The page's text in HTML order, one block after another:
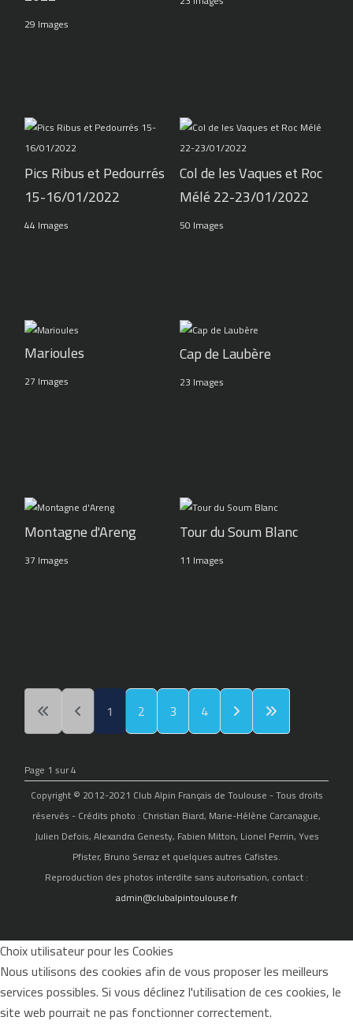
29 Images
Pics Ribus et Pedourrés
15-16/01/2022
44 Images
Col de les Vaques et Roc
Mélé 22-23/01/2022
50 Images
Marioules
27 Images
Cap de Laubère
23 Images
Montagne d'Areng
37 Images
Tour du Soum Blanc
11 Images
1 2 3 4
Page 1 sur 4
Copyright © 2012-2021 Club Alpin Français de Toulouse - Tous droits
réservés - Crédits photo : Christian Biard, Marie-Hélène Carcanague,
Julien Defois, Alexandra Genesty, Fabien Mitton, Lionel Perrin, Yves
Pfister, Bruno Serraz et quelques autres Cafistes.
Reproduction des photos interdite sans autorisation, contact :
admin@clubalpintoulouse.fr
Choix utilisateur pour les Cookies
Nous utilisons des cookies afin de vous proposer les meilleurs
services possibles. Si vous déclinez l'utilisation de ces cookies, le
site web pourrait ne pas fonctionner correctement.